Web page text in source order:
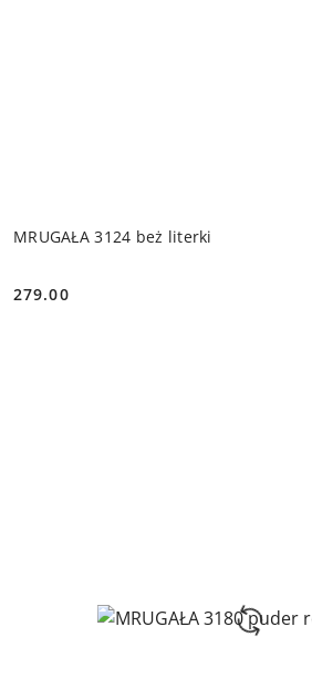
MRUGAŁA 3124 beż literki
Cena:
279.00